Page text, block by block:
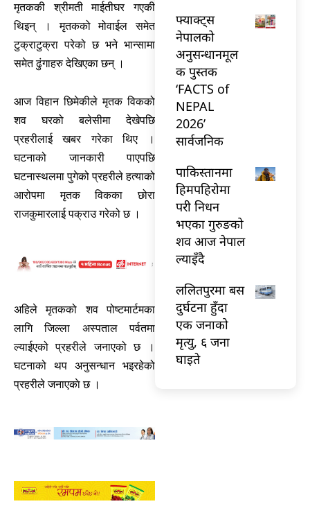
मृतककी श्रीमती माईतीघर गएकी
थिइन् । मृतकको मोवाईल समेत
टुक्राटुक्रा परेको छ भने भान्सामा
समेत ढुंगाहरु देखिएका छन् ।
आज विहान छिमेकीले मृतक विकको
शव घरको बलेसीमा देखेपछि
प्रहरीलाई खबर गरेका थिए ।
घटनाको जानकारी पाएपछि
घटनास्थलमा पुगेको प्रहरीले हत्याको
आरोपमा मृतक विकका छोरा
राजकुमारलाई पक्राउ गरेको छ ।
अहिले मृतकको शव पोष्टमार्टमका
लागि जिल्ला अस्पताल पर्वतमा
ल्याईएको प्रहरीले जनाएको छ ।
घटनाको थप अनुसन्धान भइरहेको
प्रहरीले जनाएकाे छ ।
फ्याक्ट्स
नेपालको
अनुसन्धानमूल
क पुस्तक
‘FACTS of
NEPAL
2026’
सार्वजनिक
पाकिस्तानमा
हिमपहिरोमा
परी निधन
भएका गुरुङको
शव आज नेपाल
ल्याइँदै
ललितपुरमा बस
दुर्घटना हुँदा
एक जनाको
मृत्यु, ६ जना
घाइते